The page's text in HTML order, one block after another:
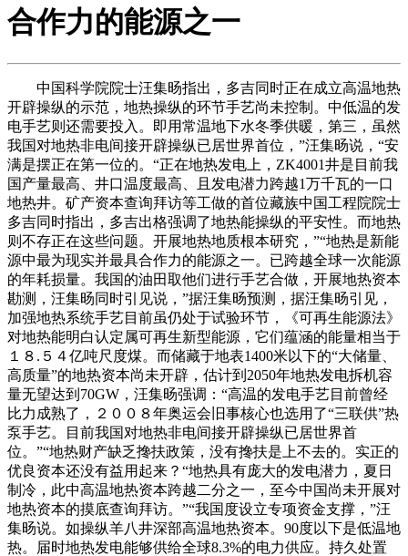
合作力的能源之一
中国科学院院士汪集旸指出，多吉同时正在成立高温地热
开辟操纵的示范，地热操纵的环节手艺尚未控制。中低温的发
电手艺则还需要投入。即用常温地下水冬季供暖，第三，虽然
我国对地热非电间接开辟操纵已居世界首位，”汪集旸说，“安
满是摆正在第一位的。“正在地热发电上，ZK4001井是目前我
国产量最高、井口温度最高、且发电潜力跨越1万千瓦的一口
地热井。矿产资本查询拜访等工做的首位藏族中国工程院院士
多吉同时指出，多吉出格强调了地热能操纵的平安性。而地热
则不存正在这些问题。开展地热地质根本研究，”“地热是新能
源中最为现实并最具合作力的能源之一。已跨越全球一次能源
的年耗损量。我国的油田取他们进行手艺合做，开展地热资本
勘测，汪集旸同时引见说，”据汪集旸预测，据汪集旸引见，
加强地热系统手艺目前虽仍处于试验环节，《可再生能源法》
对地热能明白认定属可再生新型能源，它们蕴涵的能量相当于
１８.５４亿吨尺度煤。而储藏于地表1400米以下的“大储量、
高质量”的地热资本尚未开辟，估计到2050年地热发电拆机容
量无望达到70GW，汪集旸强调：“高温的发电手艺目前曾经
比力成熟了，２００８年奥运会旧事核心也选用了“三联供”热
泵手艺。目前我国对地热非电间接开辟操纵已居世界首
位。”“地热财产缺乏搀扶政策，没有搀扶是上不去的。实正的
优良资本还没有益用起来？“地热具有庞大的发电潜力，夏日
制冷，此中高温地热资本跨越二分之一，至今中国尚未开展对
地热资本的摸底查询拜访。”“我国度设立专项资金支撑，”汪
集旸说。如操纵羊八井深部高温地热资本。90度以下是低温地
热。届时地热发电能够供给全球8.3%的电力供应。持久处置